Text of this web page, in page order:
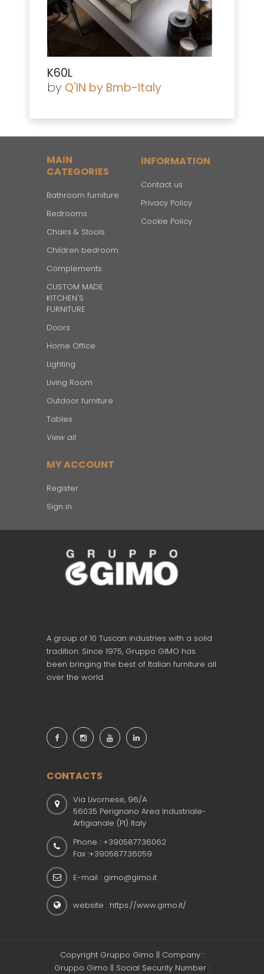
K60L
by Q'IN by Bmb-Italy
MAIN
CATEGORIES
Bathroom furniture
Bedrooms
Chairs & Stools
Children bedroom
Complements
CUSTOM MADE
KITCHEN'S
FURNITURE
Doors
Home Office
Lighting
Living Room
Outdoor furniture
Tables
View all
INFORMATION
Contact us
Privacy Policy
Cookie Policy
MY ACCOUNT
Register
Sign in
A group of 10 Tuscan industries with a solid
tradition. Since 1975, Gruppo GIMO has
been bringing the best of Italian furniture all
over the world.
CONTACTS
Via Livornese, 96/A
56035 Perignano Area Industriale-
Artigianale (PI) Italy
Phone : +390587736062
Fax :+390587736059
E-mail : gimo@gimo.it
website : https://www.gimo.it/
Copyright Gruppo Gimo || Company :
Gruppo Gimo || Social Security Number :